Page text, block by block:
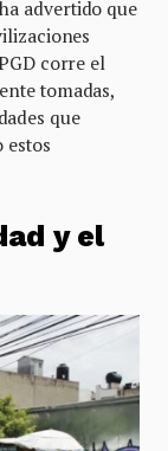
advertido que
corre el
tomadas,
que
estos
y el